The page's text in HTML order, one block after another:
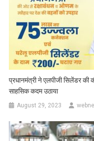
प्रधानमंत्री ने एलपीजी सिलेंडर
साहसिक कदम उठाया
August 29, 2023